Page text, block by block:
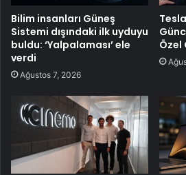
Bilim insanları Güneş
Sistemi dışındaki ilk uyduyu
buldu: ‘Yalpalaması’ ele
verdi
Ağustos 7, 2026
Özel